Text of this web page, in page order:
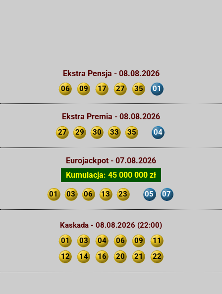
Ekstra Pensja - 08.08.2026
06 09 17 27 35 01
Ekstra Premia - 08.08.2026
27 29 30 33 35 04
Eurojackpot - 07.08.2026
Kumulacja: 45 000 000 zł
01 03 06 13 23 05 07
Kaskada - 08.08.2026 (22:00)
01
03 04 06 09
11
12
14 16 20 21 22